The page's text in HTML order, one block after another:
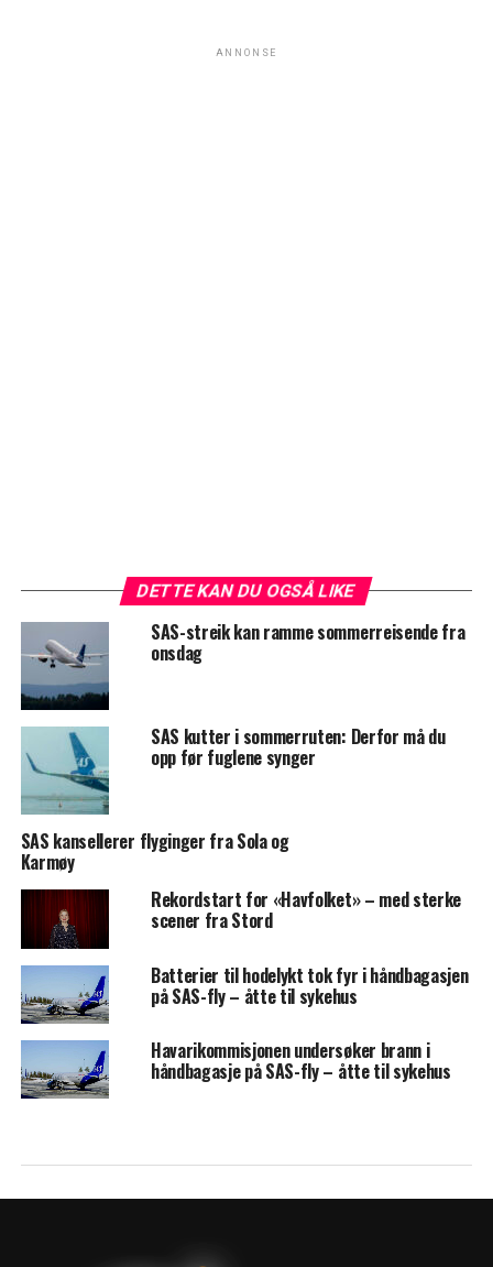
ANNONSE
DETTE KAN DU OGSÅ LIKE
SAS-streik kan ramme sommerreisende fra
onsdag
SAS kutter i sommerruten: Derfor må du
opp før fuglene synger
SAS kansellerer flyginger fra Sola og
Karmøy
Rekordstart for «Havfolket» – med sterke
scener fra Stord
Batterier til hodelykt tok fyr i håndbagasjen
på SAS-fly – åtte til sykehus
Havarikommisjonen undersøker brann i
håndbagasje på SAS-fly – åtte til sykehus